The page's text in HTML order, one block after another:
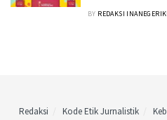
BY REDAKSI
Redaksi Kode Etik Jurnalistik